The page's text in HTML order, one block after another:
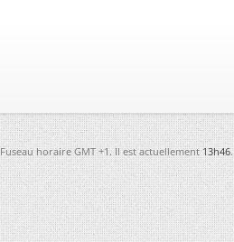
Fuseau horaire GMT +1. Il est actuellement13h46.